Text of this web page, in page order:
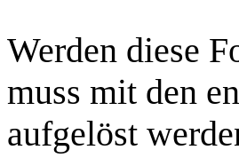
Werden diese
muss mit den
aufgelöst